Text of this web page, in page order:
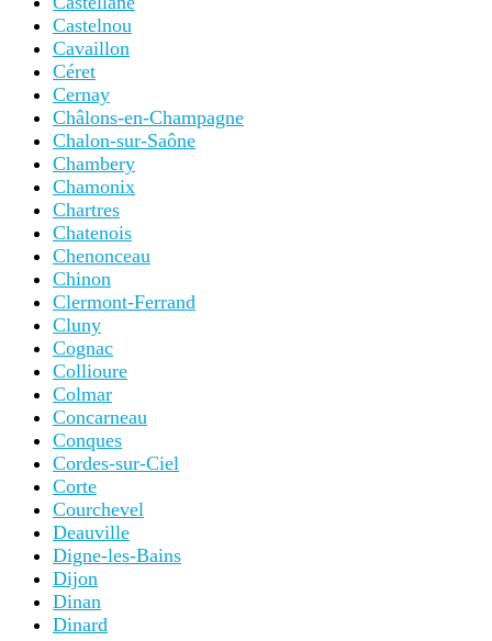
Castelnou
Cavaillon
Céret
Cernay
Châlons-en-Champagne
Chalon-sur-Saône
Chambery
Chamonix
Chartres
Chatenois
Chenonceau
Chinon
Clermont-Ferrand
Cluny
Cognac
Collioure
Colmar
Concarneau
Conques
Cordes-sur-Ciel
Corte
Courchevel
Deauville
Digne-les-Bains
Dijon
Dinan
Dinard